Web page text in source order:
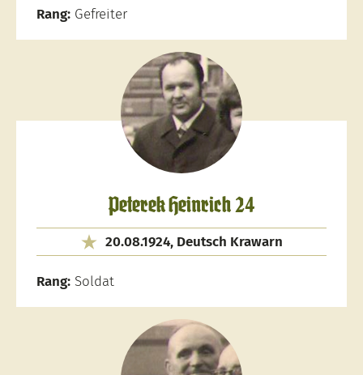
Rang: Gefreiter
Peterek Heinrich 24
20.08.1924, Deutsch Krawarn
Rang: Soldat